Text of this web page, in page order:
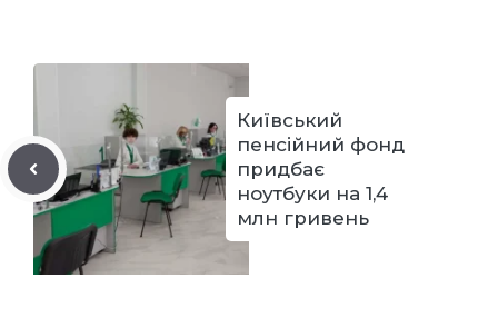
Київський
пенсійний фонд
придбає
ноутбуки на 1,4
млн гривень